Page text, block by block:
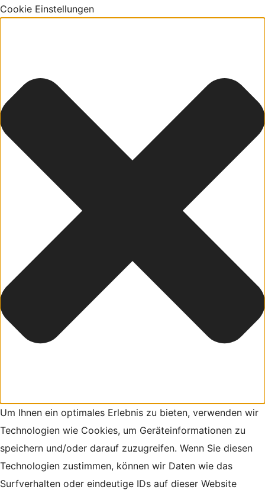
Cookie Einstellungen
Um Ihnen ein optimales Erlebnis zu bieten, verwenden wir
Technologien wie Cookies, um Geräteinformationen zu
speichern und/oder darauf zuzugreifen. Wenn Sie diesen
Technologien zustimmen, können wir Daten wie das
Surfverhalten oder eindeutige IDs auf dieser Website